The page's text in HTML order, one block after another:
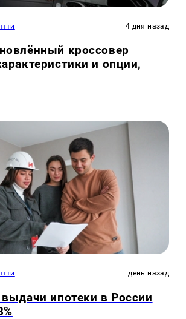
4 дня назад
кроссовер
и опции,
день назад
ипотеки в России